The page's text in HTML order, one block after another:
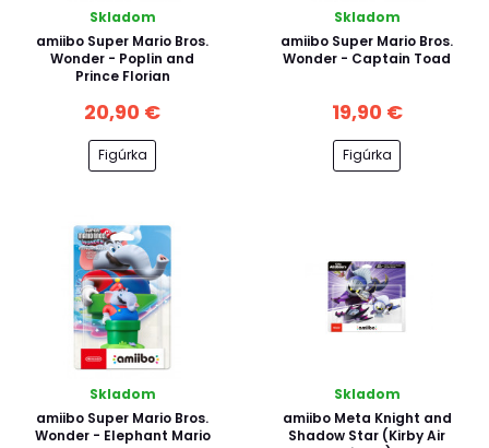
Skladom
amiibo Super Mario Bros.
Wonder - Poplin and
Prince Florian
20,90 €
Figúrka
Skladom
amiibo Super Mario Bros.
Wonder - Captain Toad
19,90 €
Figúrka
Skladom
amiibo Super Mario Bros.
Wonder - Elephant Mario
Skladom
amiibo Meta Knight and
Shadow Star (Kirby Air